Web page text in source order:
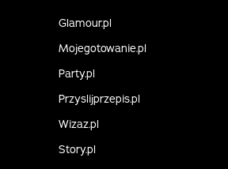
Glamour.pl
Mojegotowanie.pl
Party.pl
Przyslijprzepis.pl
Wizaz.pl
Story.pl